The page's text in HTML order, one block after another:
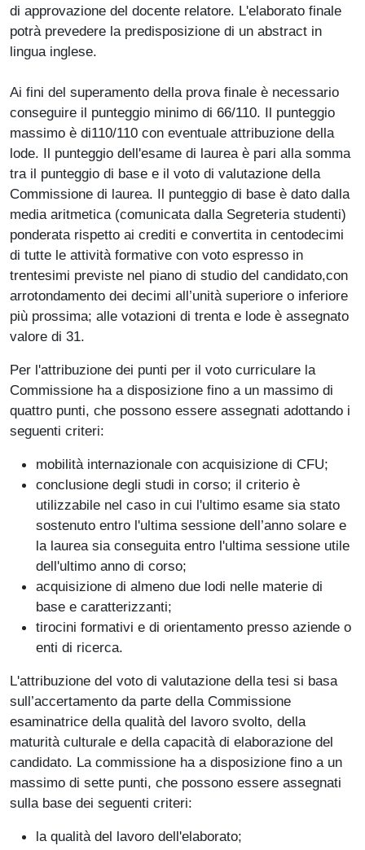
di approvazione del docente relatore. L'elaborato finale
potrà prevedere la predisposizione di un abstract in
lingua inglese.
Ai fini del superamento della prova finale è necessario
conseguire il punteggio minimo di 66/110. Il punteggio
massimo è di110/110 con eventuale attribuzione della
lode. Il punteggio dell'esame di laurea è pari alla somma
tra il punteggio di base e il voto di valutazione della
Commissione di laurea. Il punteggio di base è dato dalla
media aritmetica (comunicata dalla Segreteria studenti)
ponderata rispetto ai crediti e convertita in centodecimi
di tutte le attività formative con voto espresso in
trentesimi previste nel piano di studio del candidato,con
arrotondamento dei decimi all’unità superiore o inferiore
più prossima; alle votazioni di trenta e lode è assegnato
valore di 31.
Per l'attribuzione dei punti per il voto curriculare la
Commissione ha a disposizione fino a un massimo di
quattro punti, che possono essere assegnati adottando i
seguenti criteri:
mobilità internazionale con acquisizione di CFU;
conclusione degli studi in corso; il criterio è
utilizzabile nel caso in cui l'ultimo esame sia stato
sostenuto entro l'ultima sessione dell’anno solare e
la laurea sia conseguita entro l'ultima sessione utile
dell'ultimo anno di corso;
acquisizione di almeno due lodi nelle materie di
base e caratterizzanti;
tirocini formativi e di orientamento presso aziende o
enti di ricerca.
L'attribuzione del voto di valutazione della tesi si basa
sull’accertamento da parte della Commissione
esaminatrice della qualità del lavoro svolto, della
maturità culturale e della capacità di elaborazione del
candidato. La commissione ha a disposizione fino a un
massimo di sette punti, che possono essere assegnati
sulla base dei seguenti criteri:
la qualità del lavoro dell'elaborato;